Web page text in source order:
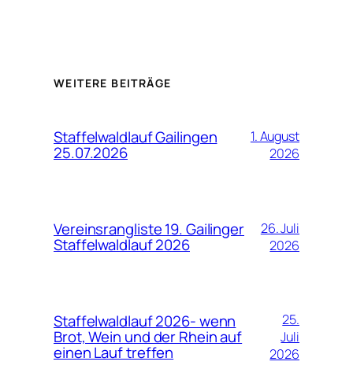
WEITERE BEITRÄGE
Staffelwaldlauf Gailingen
25.07.2026
1. August
2026
Vereinsrangliste 19. Gailinger
Staffelwaldlauf 2026
26. Juli
2026
Staffelwaldlauf 2026- wenn
Brot, Wein und der Rhein auf
einen Lauf treffen
25.
Juli
2026